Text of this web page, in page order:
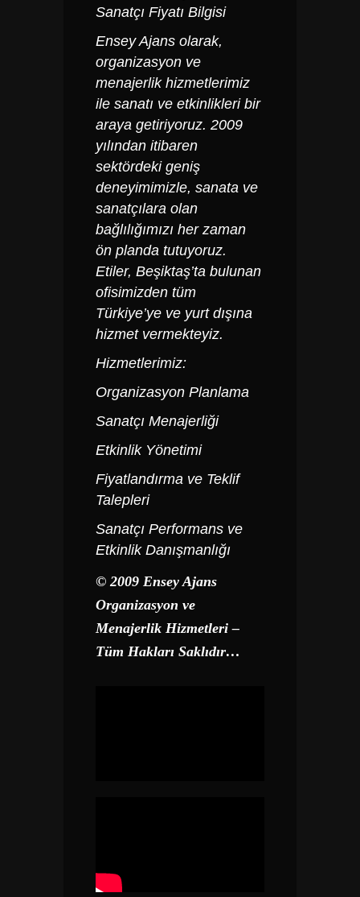
Sanatçı Fiyatı Bilgisi
Ensey Ajans olarak,
organizasyon ve
menajerlik hizmetlerimiz
ile sanatı ve etkinlikleri bir
araya getiriyoruz. 2009
yılından itibaren
sektördeki geniş
deneyimimizle, sanata ve
sanatçılara olan
bağlılığımızı her zaman
ön planda tutuyoruz.
Etiler, Beşiktaş’ta bulunan
ofisimizden tüm
Türkiye’ye ve yurt dışına
hizmet vermekteyiz.
Hizmetlerimiz:
Organizasyon Planlama
Sanatçı Menajerliği
Etkinlik Yönetimi
Fiyatlandırma ve Teklif
Talepleri
Sanatçı Performans ve
Etkinlik Danışmanlığı
© 2009 Ensey Ajans
Organizasyon ve
Menajerlik Hizmetleri –
Tüm Hakları Saklıdır…